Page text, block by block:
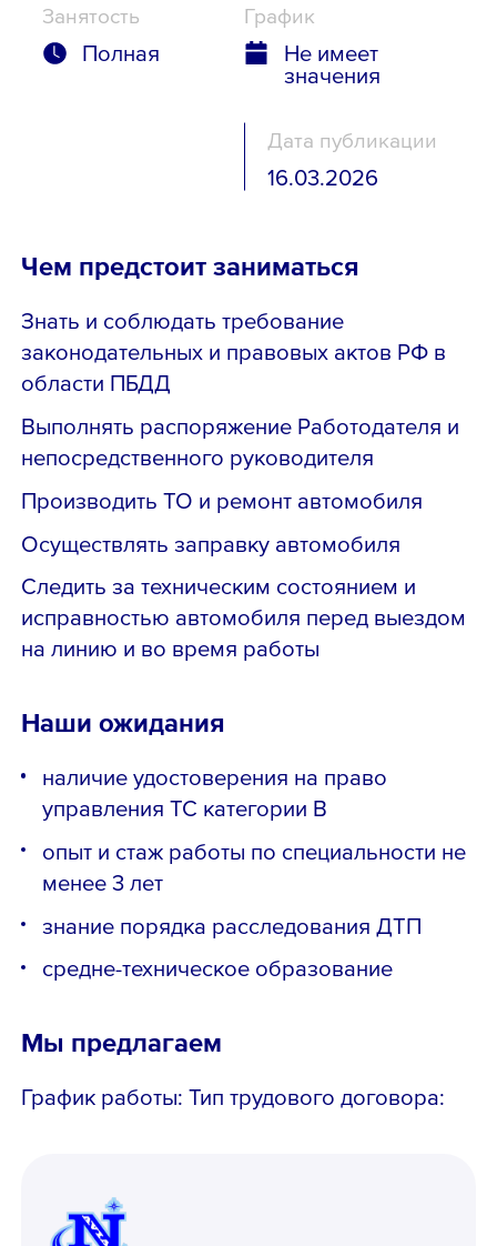
Занятость
Полная
График
Не имеет
значения
Дата публикации
16.03.2026
Чем предстоит заниматься
Знать и соблюдать требование
законодательных и правовых актов РФ в
области ПБДД
Выполнять распоряжение Работодателя и
непосредственного руководителя
Производить ТО и ремонт автомобиля
Осуществлять заправку автомобиля
Следить за техническим состоянием и
исправностью автомобиля перед выездом
на линию и во время работы
Наши ожидания
наличие удостоверения на право
управления ТС категории В
опыт и стаж работы по специальности не
менее 3 лет
знание порядка расследования ДТП
средне-техническое образование
Мы предлагаем
График работы: Тип трудового договора: